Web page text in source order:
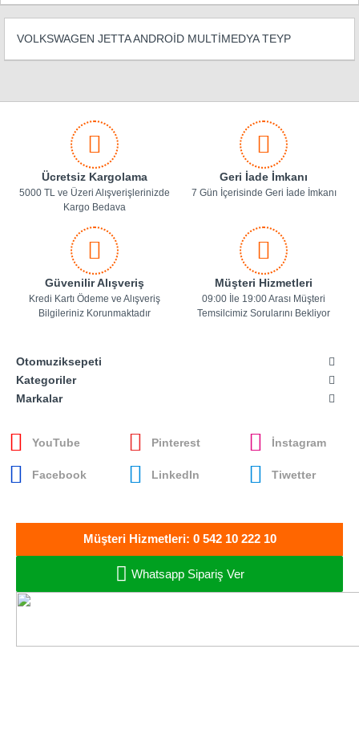
VOLKSWAGEN JETTA ANDROİD MULTİMEDYA TEYP
Ücretsiz Kargolama
5000 TL ve Üzeri Alışverişlerinizde
Kargo Bedava
Geri İade İmkanı
7 Gün İçerisinde Geri İade İmkanı
Güvenilir Alışveriş
Kredi Kartı Ödeme ve Alışveriş
Bilgileriniz Korunmaktadır
Müşteri Hizmetleri
09:00 İle 19:00 Arası Müşteri
Temsilcimiz Sorularını Bekliyor
Otomuziksepeti
Kategoriler
Markalar
YouTube Pinterest İnstagram
Facebook LinkedIn Tiwetter
Müşteri Hizmetleri: 0 542 10 222 10
Whatsapp Sipariş Ver